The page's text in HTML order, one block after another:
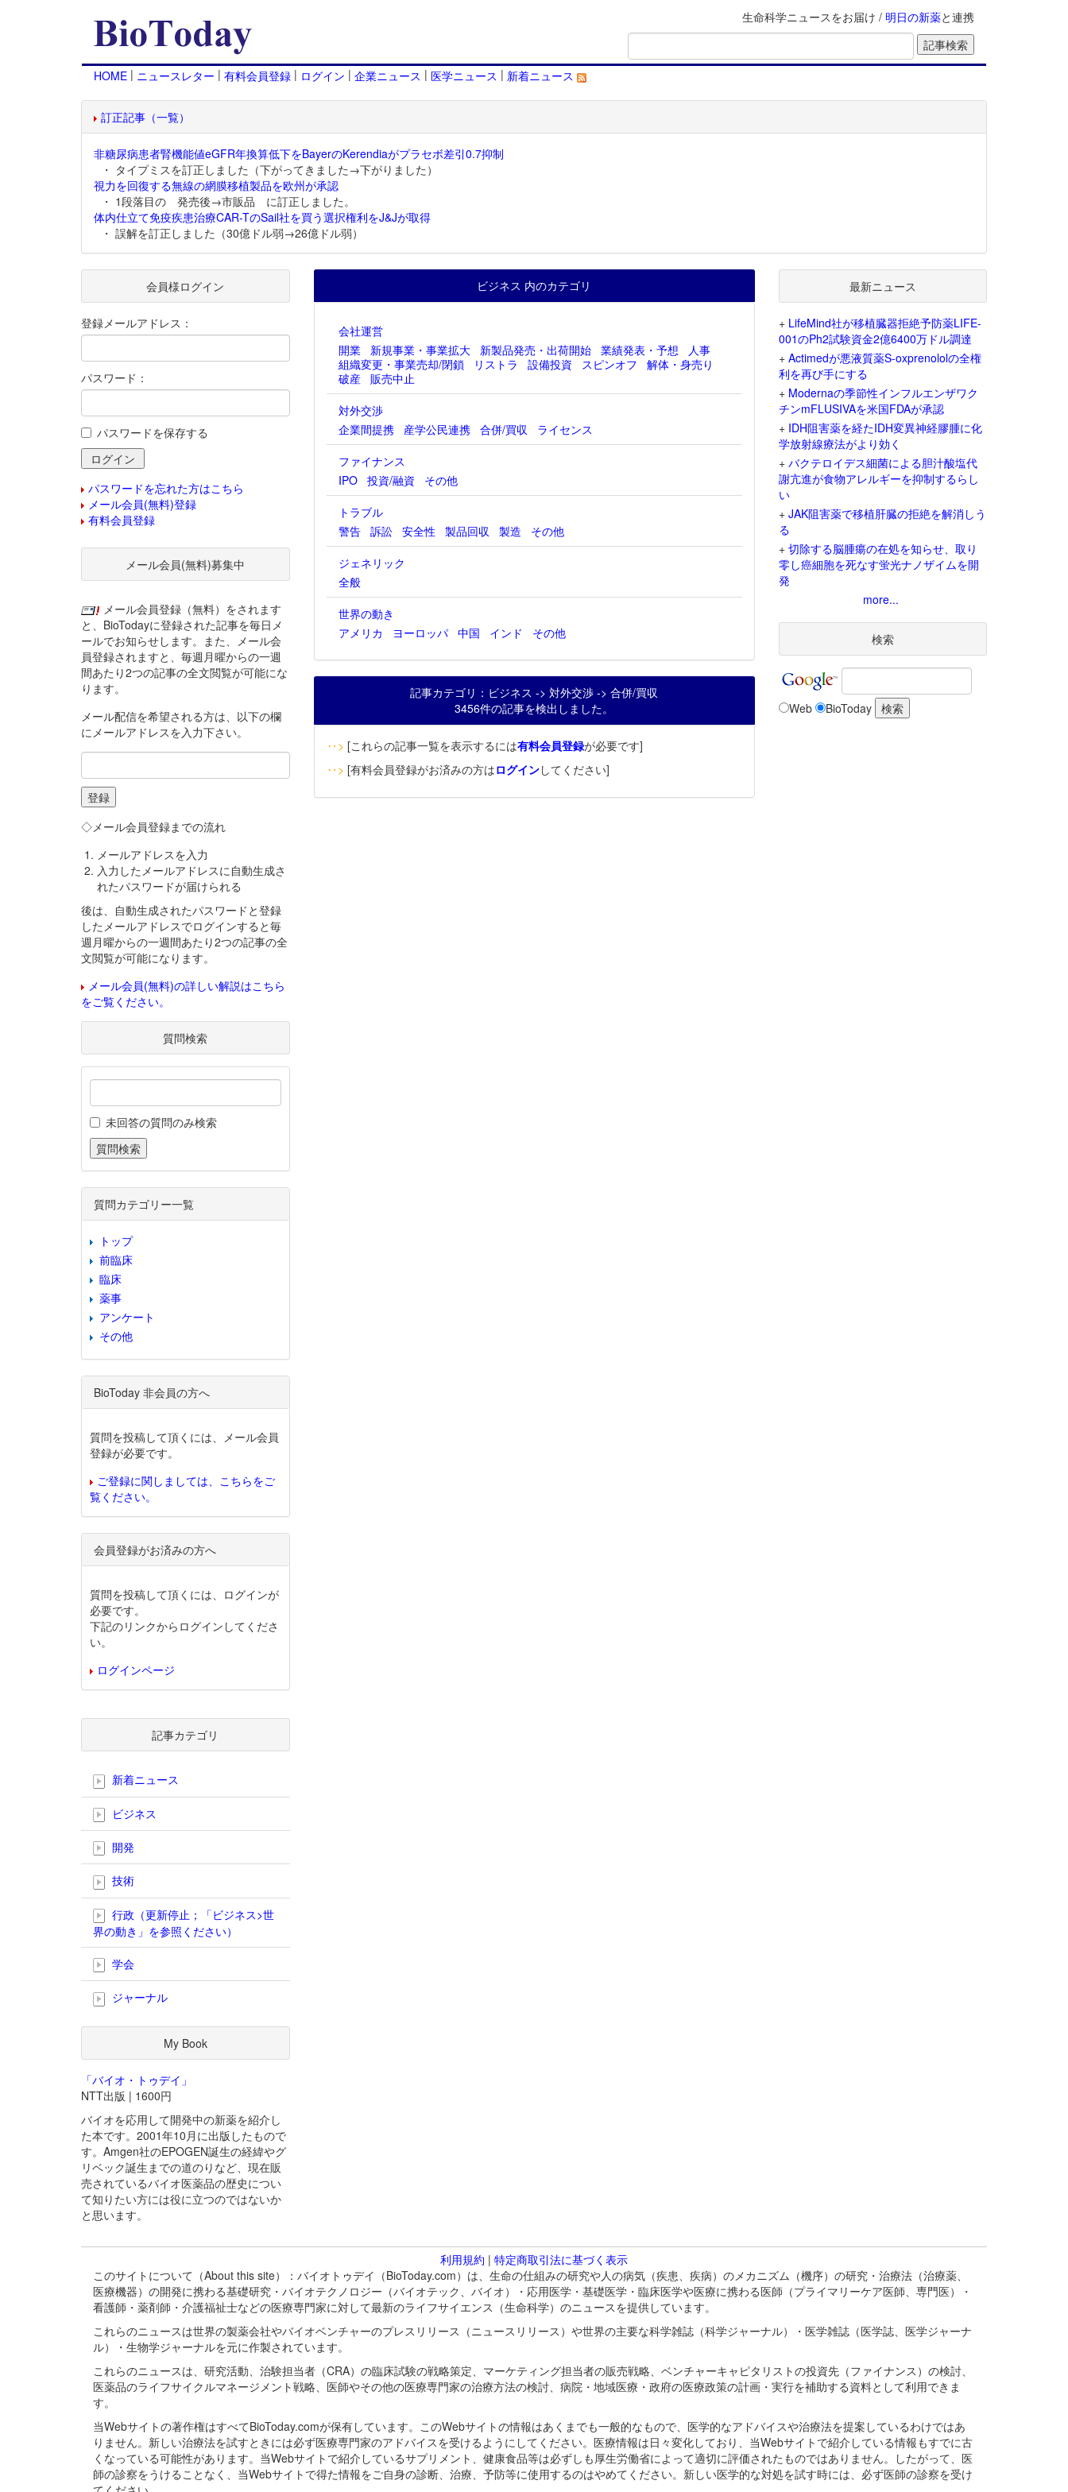
生命科学ニュースをお届け / 明日の新薬と連携
HOME | ニュースレター | 有料会員登録 | ログイン | 企業ニュース | 医学ニュース | 新着ニュース
訂正記事（一覧）
非糖尿病患者腎機能値eGFR年換算低下をBayerのKerendiaがプラセボ差引0.7抑制
・ タイプミスを訂正しました（下がってきました→下がりました）
視力を回復する無線の網膜移植製品を欧州が承認
・ 1段落目の 発売後→市販品 に訂正しました。
体内仕立て免疫疾患治療CAR-TのSail社を買う選択権利をJ&Jが取得
・ 誤解を訂正しました（30億ドル弱→26億ドル弱）
ビジネス 内のカテゴリ
会社運営
開業
新規事業・事業拡大 新製品発売・出荷開始 業績発表・予想
人事
組織変更・事業売却/閉鎖
リストラ 設備投資 スピンオフ
解体・身売り
破産
販売中止
対外交渉
企業間提携
産学公民連携 合併/買収
ライセンス
ファイナンス
IPO
投資/融資
その他
トラブル
警告
訴訟 安全性 製品回収 製造
その他
ジェネリック
全般
世界の動き
アメリカ
ヨーロッパ 中国 インド その他
記事カテゴリ：ビジネス -> 対外交渉 -> 合併/買収
3456件の記事を検出しました。
‥> [これらの記事一覧を表示するには有料会員登録が必要です]
‥> [有料会員登録がお済みの方はログインしてください]
会員様ログイン
登録メールアドレス：
パスワード：
パスワードを保存する
パスワードを忘れた方はこちら
メール会員(無料)登録
有料会員登録
メール会員(無料)募集中
メール会員登録（無料）をされます
と、BioTodayに登録された記事を毎日メ
ールでお知らせします。また、メール会
員登録されますと、毎週月曜からの一週
間あたり2つの記事の全文閲覧が可能にな
ります。
メール配信を希望される方は、以下の欄
にメールアドレスを入力下さい。
◇メール会員登録までの流れ
メールアドレスを入力
入力したメールアドレスに自動生成さ
れたパスワードが届けられる
後は、自動生成されたパスワードと登録
したメールアドレスでログインすると毎
週月曜からの一週間あたり2つの記事の全
文閲覧が可能になります。
メール会員(無料)の詳しい解説はこちら
をご覧ください。
質問検索
未回答の質問のみ検索
質問カテゴリー一覧
トップ
前臨床
臨床
薬事
アンケート
その他
BioToday 非会員の方へ
質問を投稿して頂くには、メール会員
登録が必要です。
ご登録に関しましては、こちらをご
覧ください。
会員登録がお済みの方へ
質問を投稿して頂くには、ログインが
必要です。
下記のリンクからログインしてくださ
い。
ログインページ
記事カテゴリ
新着ニュース
ビジネス
開発
技術
行政（更新停止；「ビジネス>世
界の動き」を参照ください）
学会
ジャーナル
My Book
「バイオ・トゥデイ」
NTT出版 | 1600円
バイオを応用して開発中の新薬を紹介し
た本です。2001年10月に出版したもので
す。Amgen社のEPOGEN誕生の経緯やグ
リベック誕生までの道のりなど、現在販
売されているバイオ医薬品の歴史につい
て知りたい方には役に立つのではないか
と思います。
最新ニュース
+ LifeMind社が移植臓器拒絶予防薬LIFE-
001のPh2試験資金2億6400万ドル調達
+ Actimedが悪液質薬S-oxprenololの全権
利を再び手にする
+ Modernaの季節性インフルエンザワク
チンmFLUSIVAを米国FDAが承認
+ IDH阻害薬を経たIDH変異神経膠腫に化
学放射線療法がより効く
+ バクテロイデス細菌による胆汁酸塩代
謝亢進が食物アレルギーを抑制するらし
い
+ JAK阻害薬で移植肝臓の拒絶を解消しう
る
+ 切除する脳腫瘍の在処を知らせ、取り
零し癌細胞を死なす蛍光ナノザイムを開
発
more...
検索
Web BioToday
利用規約 | 特定商取引法に基づく表示
このサイトについて（About this site）：バイオトゥデイ（BioToday.com）は、生命の仕組みの研究や人の病気（疾患、疾病）のメカニズム（機序）の研究・治療法（治療薬、
医療機器）の開発に携わる基礎研究・バイオテクノロジー（バイオテック、バイオ）・応用医学・基礎医学・臨床医学や医療に携わる医師（プライマリーケア医師、専門医）・
看護師・薬剤師・介護福祉士などの医療専門家に対して最新のライフサイエンス（生命科学）のニュースを提供しています。
これらのニュースは世界の製薬会社やバイオベンチャーのプレスリリース（ニュースリリース）や世界の主要な科学雑誌（科学ジャーナル）・医学雑誌（医学誌、医学ジャーナ
ル）・生物学ジャーナルを元に作製されています。
これらのニュースは、研究活動、治験担当者（CRA）の臨床試験の戦略策定、マーケティング担当者の販売戦略、ベンチャーキャピタリストの投資先（ファイナンス）の検討、
医薬品のライフサイクルマネージメント戦略、医師やその他の医療専門家の治療方法の検討、病院・地域医療・政府の医療政策の計画・実行を補助する資料として利用できま
す。
当Webサイトの著作権はすべてBioToday.comが保有しています。このWebサイトの情報はあくまでも一般的なもので、医学的なアドバイスや治療法を提案しているわけではあ
りません。新しい治療法を試すときには必ず医療専門家のアドバイスを受けるようにしてください。医療情報は日々変化しており、当Webサイトで紹介している情報もすでに古
くなっている可能性があります。当Webサイトで紹介しているサプリメント、健康食品等は必ずしも厚生労働省によって適切に評価されたものではありません。したがって、医
師の診察をうけることなく、当Webサイトで得た情報をご自身の診断、治療、予防等に使用するのはやめてください。新しい医学的な対処を試す時には、必ず医師の診察を受け